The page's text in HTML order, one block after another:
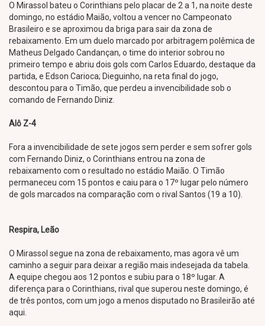
O Mirassol bateu o Corinthians pelo placar de 2 a 1, na noite deste
domingo, no estádio Maião, voltou a vencer no Campeonato
Brasileiro e se aproximou da briga para sair da zona de
rebaixamento. Em um duelo marcado por arbitragem polêmica de
Matheus Delgado Candançan, o time do interior sobrou no
primeiro tempo e abriu dois gols com Carlos Eduardo, destaque da
partida, e Edson Carioca; Dieguinho, na reta final do jogo,
descontou para o Timão, que perdeu a invencibilidade sob o
comando de Fernando Diniz.
Alô Z-4
Fora a invencibilidade de sete jogos sem perder e sem sofrer gols
com Fernando Diniz, o Corinthians entrou na zona de
rebaixamento com o resultado no estádio Maião. O Timão
permaneceu com 15 pontos e caiu para o 17º lugar pelo número
de gols marcados na comparação com o rival Santos (19 a 10).
Respira, Leão
O Mirassol segue na zona de rebaixamento, mas agora vê um
caminho a seguir para deixar a região mais indesejada da tabela.
A equipe chegou aos 12 pontos e subiu para o 18º lugar. A
diferença para o Corinthians, rival que superou neste domingo, é
de três pontos, com um jogo a menos disputado no Brasileirão até
aqui.